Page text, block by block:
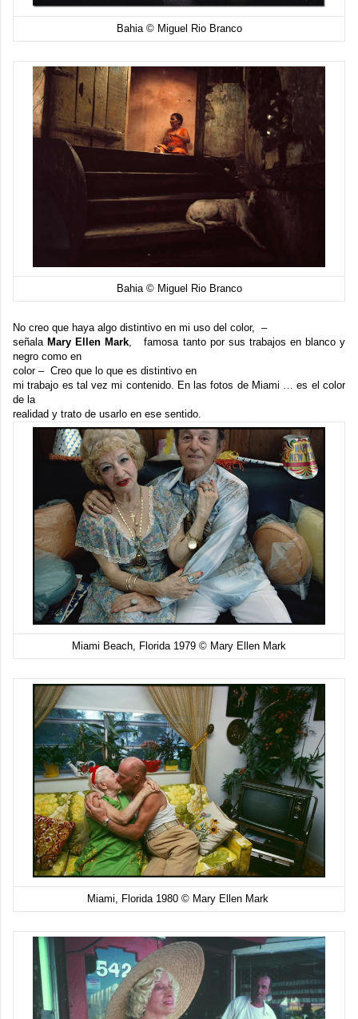
Bahia © Miguel Rio Branco
Bahia © Miguel Rio Branco
No creo que haya algo distintivo en mi uso del color, –
señala Mary Ellen Mark, famosa tanto por sus trabajos en blanco y
negro como en
color – Creo que lo que es distintivo en
mi trabajo es tal vez mi contenido. En las fotos de Miami … es el color
de la
realidad y trato de usarlo en ese sentido.
Miami Beach, Florida 1979 © Mary Ellen Mark
Miami, Florida 1980 © Mary Ellen Mark